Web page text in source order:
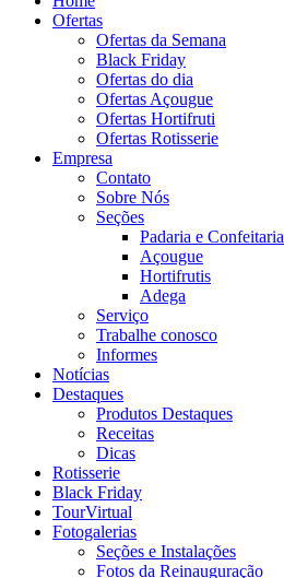
Ofertas
Ofertas da Semana
Black Friday
Ofertas do dia
Ofertas Açougue
Ofertas Hortifruti
Ofertas Rotisserie
Empresa
Contato
Sobre Nós
Seções
Padaria e Confeitaria
Açougue
Hortifrutis
Adega
Serviço
Trabalhe conosco
Informes
Notícias
Destaques
Produtos Destaques
Receitas
Dicas
Rotisserie
Black Friday
TourVirtual
Fotogalerias
Seções e Instalações
Fotos da Reinauguração